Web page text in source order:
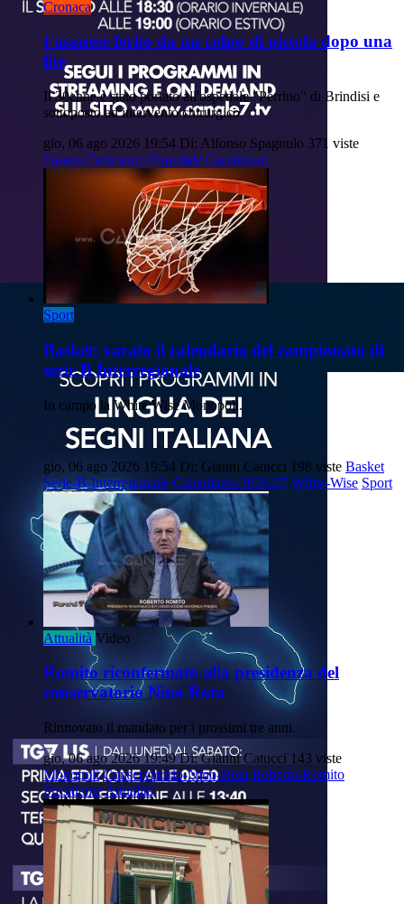
Cronaca
Fasanese ferito da un colpo di pistola dopo una
lite
Il 30enne è stato portato all'ospedale "Perrino" di Brindisi e
sottoposto ad intervento chirurgico
gio, 06 ago 2026 19:54 Di: Alfonso Spagnulo 371 viste
Fasano Ferimento Ospedale Carabinieri
Sport
Basket: varato il calendario del campionato di
serie B Interregionale
In campo la White Wise Monopoli.
gio, 06 ago 2026 19:54 Di: Gianni Catucci 198 viste Basket
Serie-B-Interregionale Calendario-2026-27 White-Wise Sport
Attualità Video
Romito riconfermato alla presidenza del
conservatorio Nino Rota
Rinnovato il mandato per i prossimi tre anni.
gio, 06 ago 2026 19:49 Di: Gianni Catucci 143 viste
Monopoli Conservatorio-Nino-Rota Roberto-Romito
PresidenteAttualità